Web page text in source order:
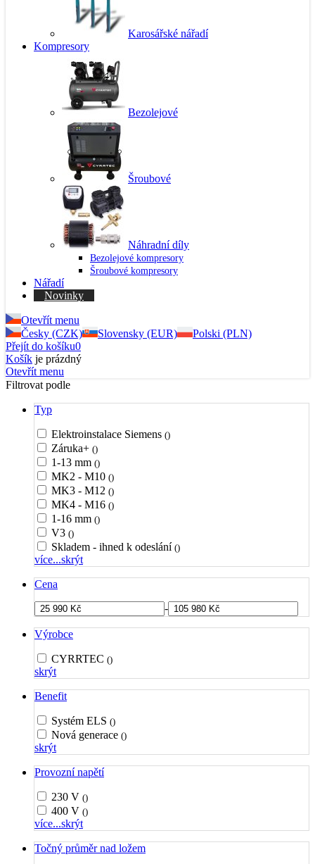
Karosářské nářadí
Kompresory
Bezolejové
Šroubové
Náhradní díly
Bezolejové kompresory
Šroubové kompresory
Nářadí
Novinky
Otevřít menu
Česky (CZK)
Slovensky (EUR)
Polski (PLN)
Přejít do košíku0
Košík je prázdný
Otevřít menu
Filtrovat podle
Typ
Elektroinstalace Siemens ()
Záruka+ ()
1-13 mm ()
MK2 - M10 ()
MK3 - M12 ()
MK4 - M16 ()
1-16 mm ()
V3 ()
Skladem - ihned k odeslání ()
více...skrýt
Cena
-
Výrobce
CYRRTEC ()
skrýt
Benefit
Systém ELS ()
Nová generace ()
skrýt
Provozní napětí
230 V ()
400 V ()
více...skrýt
Točný průměr nad ložem